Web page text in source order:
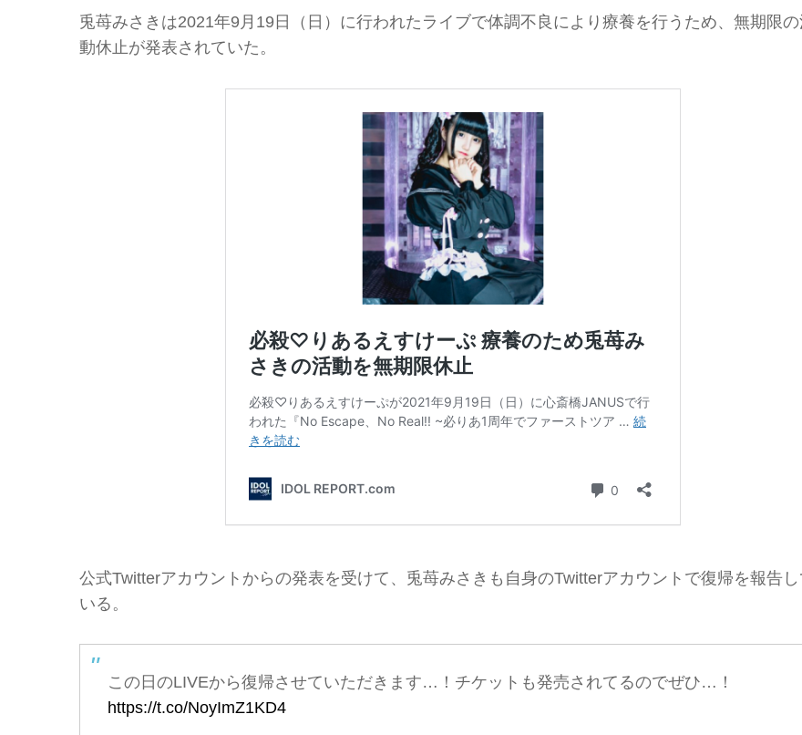
兎苺みさきは2021年9月19日（日）に行われたライブで体調不良により療養を行うため、無期限
動休止が発表されていた。
公式Twitterアカウントからの発表を受けて、兎苺みさきも自身のTwitterアカウントで復帰を報告し
いる。
この日のLIVEから復帰させていただきます…！チケットも発売されてるのでぜひ…！
https://t.co/NoyImZ1KD4